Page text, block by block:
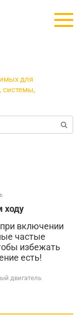
для
системы,
ходу
включении
частые
избежать
есть!
двигатель